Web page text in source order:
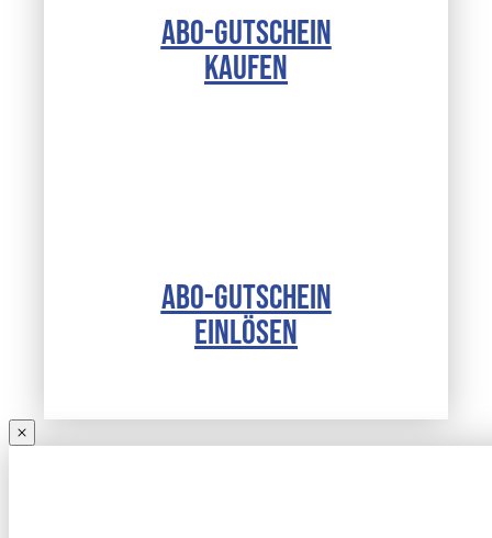
ABO-GUTSCHEIN
KAUFEN
ABO-GUTSCHEIN
EINLÖSEN